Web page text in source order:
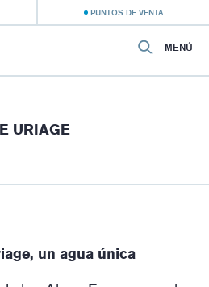
PUNTOS DE VENTA
MENÚ
URIAGE
un agua única